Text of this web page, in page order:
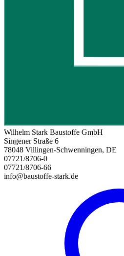
Wilhelm Stark Baustoffe GmbH
Singener Straße 6
78048 Villingen-Schwenningen, DE
07721/8706-0
07721/8706-66
info@baustoffe-stark.de